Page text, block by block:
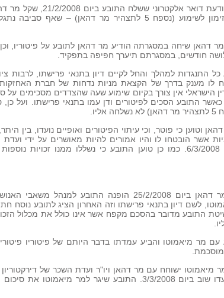
לכן, בהמשך, ובין היתר בעקבות הודעת דואר
העסקת התובע ואף הכין טיוטת זימון לשימוע (נספח 5 לתצהיר מר דהאן) –
קיימו התובע ומר דהאן שיחה במסגרתה הודיע מר דהאן לתובע על פיטוריו,
חודשים, במסגרתם תיערך חפיפה בתפקיד.
התנגדות למהלך והחל לקיים דיון בתנאי פרישתו, לרבות
לו מענק בדרך של הקצאת מניות נדחות של חברת
הישראלי אין צורך בקיום שימוע שעה שהצדדים מסכימים על
התובע הסכים לפיטורים ודן עמו בתנאי פרישתו. ועל כן,
וטוען כי פוטר, וכי עיתוי הפיטורים ואופיים נועדו, בין
אשר הובטחו לו והיו אמורים להיות מאושרים על ידי ועדת
הנתבעות, בדיון שהיה קבוע ליום 6/3/2008. כמו כן טוען התובע כי נשללו ממנו
10. לאחר שיחת הפיטורים עם מר דהאן ביום 25/2/2008 הופנה התובע
לשם דיון בתנאי פרישתו וזה האחרון הציג לתובע נוסח
לשיטת התובע מדובר בהסכם מקפח אשר אינו כולל את מכלול
נועד התובע עם מר מיאמוטו והביע עמדתו בדבר היותם של פיטוריו
מיאמוטו ישוחח עם מר דהאן ויו"ר ועדת השכר של
סוזאן בוויק, וכי השניים ישובו ויוועדו שוב ביום 3/3/2008. התובע שיגר למר